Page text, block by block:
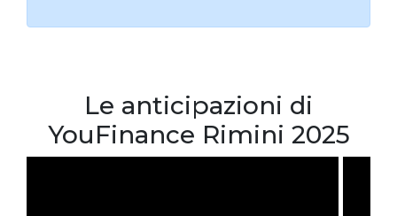
Le anticipazioni di
YouFinance Rimini 2025